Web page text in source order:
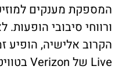
המספקת מענקים
ורווחי סיבובי
Live של Verizon בטוויטר.